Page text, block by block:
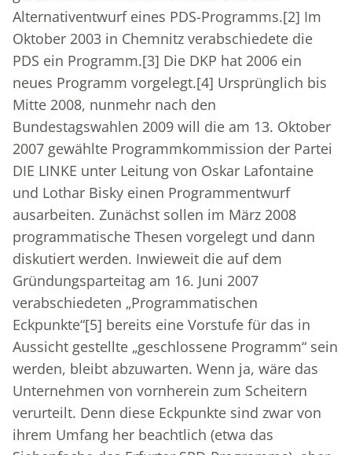
Alternativentwurf eines PDS-Programms.[2] Im
Oktober 2003 in Chemnitz verabschiedete die
PDS ein Programm.[3] Die DKP hat 2006 ein
neues Programm vorgelegt.[4] Ursprünglich bis
Mitte 2008, nunmehr nach den
Bundestagswahlen 2009 will die am 13. Oktober
2007 gewählte Programmkommission der Partei
DIE LINKE unter Leitung von Oskar Lafontaine
und Lothar Bisky einen Programmentwurf
ausarbeiten. Zunächst sollen im März 2008
programmatische Thesen vorgelegt und dann
diskutiert werden. Inwieweit die auf dem
Gründungsparteitag am 16. Juni 2007
verabschiedeten „Programmatischen
Eckpunkte“[5] bereits eine Vorstufe für das in
Aussicht gestellte „geschlossene Programm“ sein
werden, bleibt abzuwarten. Wenn ja, wäre das
Unternehmen von vornherein zum Scheitern
verurteilt. Denn diese Eckpunkte sind zwar von
ihrem Umfang her beachtlich (etwa das